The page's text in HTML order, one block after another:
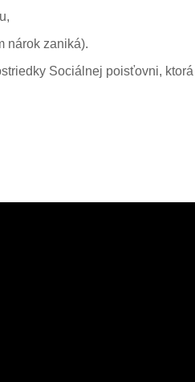
nárok zaniká).
Sociálnej poisťovni,